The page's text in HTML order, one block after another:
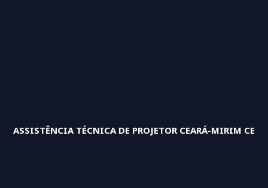
ASSISTÊNCIA TÉCNICA DE PROJETOR CEARÁ-MIRIM CE